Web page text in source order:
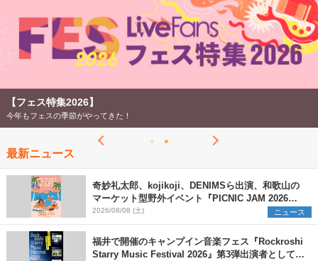
【フェス特集2026】
今年もフェスの季節がやってきた！
最新ニュース
奇妙礼太郎、kojikoji、DENIMSら出演、和歌山の
マーケット型野外イベント『PICNIC JAM 2026』
早割チケット発売開始
2026/08/08 (土) ニュース
福井で開催のキャンプイン音楽フェス『Rockroshi
Starry Music Festival 2026』第3弾出演者として